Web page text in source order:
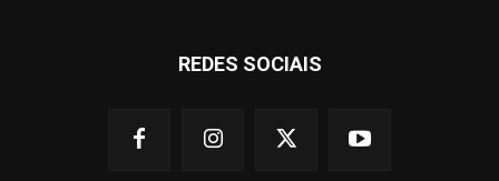
REDES SOCIAIS